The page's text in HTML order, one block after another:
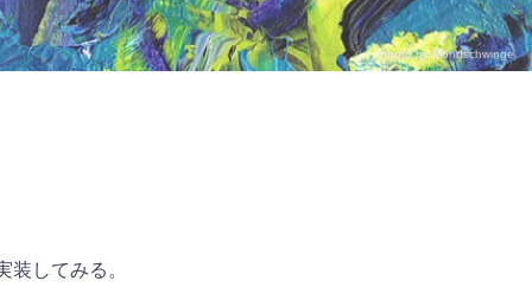
photo byMondschwinge
してみる。